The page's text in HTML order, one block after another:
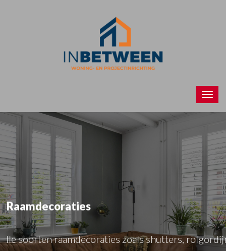
Raamdecoraties
Alle soorten raamdecoraties zoals shutters,